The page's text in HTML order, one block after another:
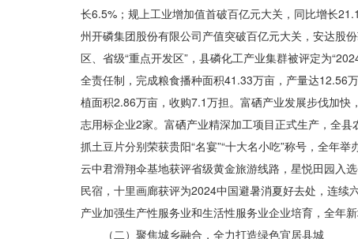
长6.5%；规上工业增加值首破百亿元大关，同比增长
州开磷集团股份有限公司产值突破百亿元大关，安达股
区、省级“重点开发区”，县磷化工产业集群被评定为
全责任制，完成粮食播种面积41.33万亩，产量达12.56
植面积2.86万亩，收购7.1万担。富硒产业发展步伐加快
志用标企业2家。富硒产业精深加工项目正式生产，全
抓土豆片分别荣获贵阳“名宴”“十大名小吃”称号，全年
云中君滑翔伞基地获评省级黄金旅游线路，星悦田园入
民宿，十里画廊获评为2024中国避暑消夏好去处，连续
产业加强生产性服务业和生活性服务业企业培育，全年
（二）聚焦城乡融合，全力打造绿色宜居县城